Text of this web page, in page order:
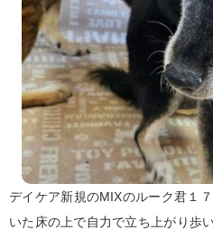
デイケア新規のMIXのルーク君１
いた床の上で自力で立ち上がり歩